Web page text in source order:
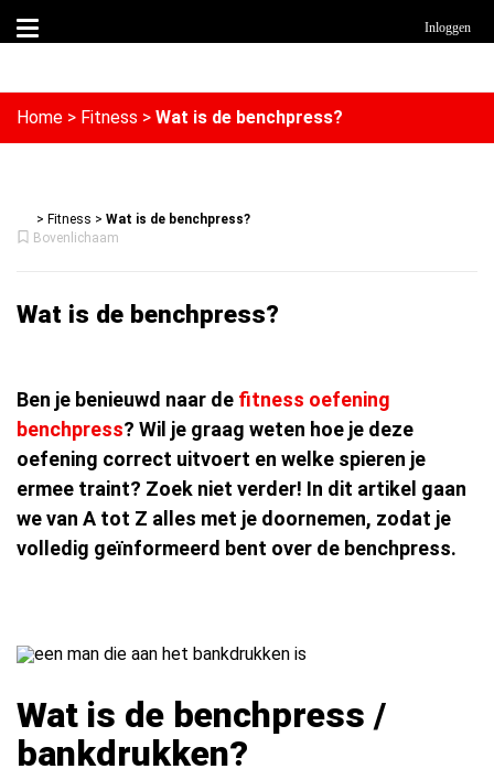
Inloggen
Home > Fitness > Wat is de benchpress?
> Fitness > Wat is de benchpress?
Bovenlichaam
Wat is de benchpress?
Ben je benieuwd naar de fitness oefening
benchpress? Wil je graag weten hoe je deze
oefening correct uitvoert en welke spieren je
ermee traint? Zoek niet verder! In dit artikel gaan
we van A tot Z alles met je doornemen, zodat je
volledig geïnformeerd bent over de benchpress.
Wat is de benchpress /
bankdrukken?